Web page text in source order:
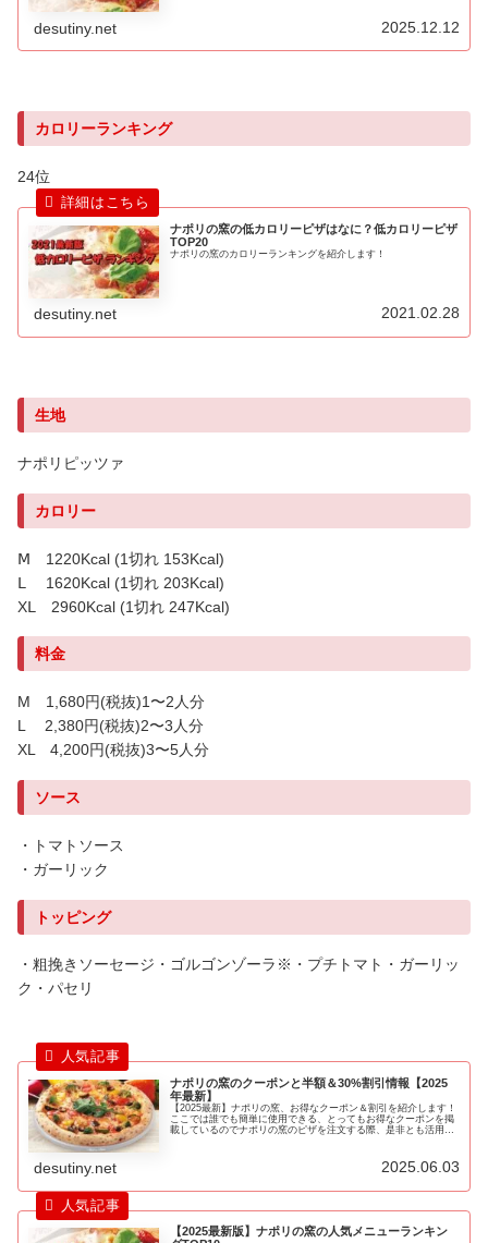
desutiny.net 2025.12.12
カロリーランキング
24位
ナポリの窯の低カロリーピザはなに？低カロリーピザ
TOP20
ナポリの窯のカロリーランキングを紹介します！
desutiny.net 2021.02.28
生地
ナポリピッツァ
カロリー
Ⅿ 1220Kcal (1切れ 153Kcal)
Ⅼ 1620Kcal (1切れ 203Kcal)
XⅬ 2960Kcal (1切れ 247Kcal)
料金
M 1,680円(税抜)1〜2人分
L 2,380円(税抜)2〜3人分
XL 4,200円(税抜)3〜5人分
ソース
・トマトソース
・ガーリック
トッピング
・粗挽きソーセージ・ゴルゴンゾーラ※・プチトマト・ガーリッ
ク・パセリ
ナポリの窯のクーポンと半額＆30%割引情報【2025
年最新】
【2025最新】ナポリの窯、お得なクーポン＆割引を紹介します！
ここでは誰でも簡単に使用できる、とってもお得なクーポンを掲
載しているのでナポリの窯のピザを注文する際、是非とも活用し
desutiny.net 2025.06.03
【2025最新版】ナポリの窯の人気メニューランキン